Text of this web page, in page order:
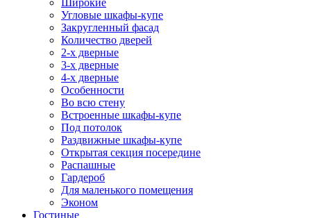
Широкие
Угловые шкафы-купе
Закругленный фасад
Количество дверей
2-х дверные
3-х дверные
4-х дверные
Особенности
Во всю стену
Встроенные шкафы-купе
Под потолок
Раздвижные шкафы-купе
Открытая секция посередине
Распашные
Гардероб
Для маленького помещения
Эконом
Гостиные